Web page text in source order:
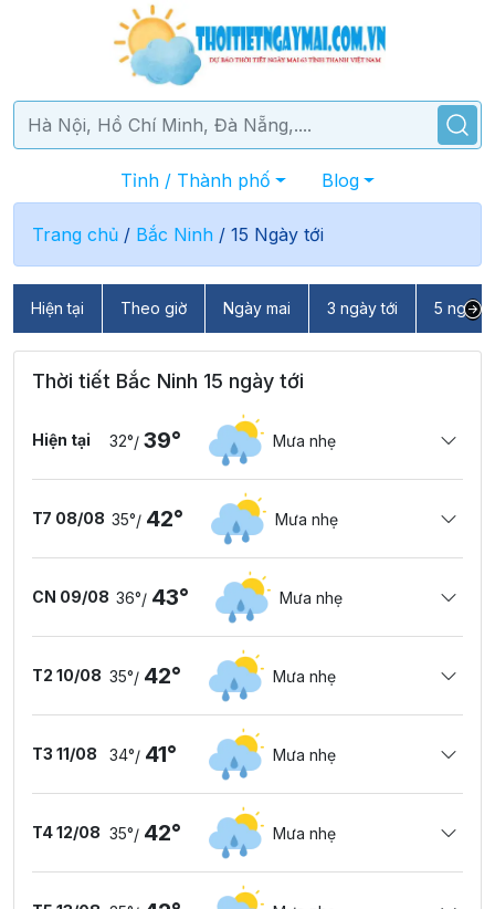
Tỉnh / Thành phố Blog
Trang chủ / Bắc Ninh / 15 Ngày tới
Hiện tại Theo giờ Ngày mai 3 ngày tới 5 ngày
Thời tiết Bắc Ninh 15 ngày tới
Hiện tại 32°/ 39° Mưa nhẹ
T7 08/08 35°/ 42° Mưa nhẹ
CN 09/08 36°/ 43° Mưa nhẹ
T2 10/08 35°/ 42° Mưa nhẹ
T3 11/08 34°/ 41° Mưa nhẹ
T4 12/08 35°/ 42° Mưa nhẹ